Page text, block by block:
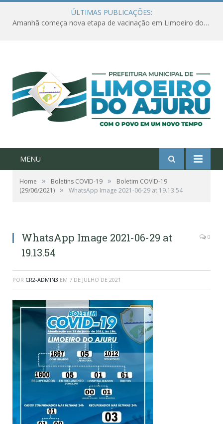
ÚLTIMAS PUBLICAÇÕES:
Amanhã começa nova etapa de vacinação em Limoeiro do Ajuru para idosos com 65 ou mais
MENU
Home » Boletins COVID-19 »
Boletim COVID-19
(29/06/2021) » WhatsApp Image 2021-06-29 at 19.13.54
WhatsApp Image 2021-06-29 at
19.13.54
0
POR CR2-ADMIN3 EM 7 DE JULHO DE 2021